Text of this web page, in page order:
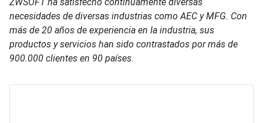
necesidades de diversas industrias como AEC y MFG. Con
más de 20 años de experiencia en la industria, sus
productos y servicios han sido contrastados por más de
900.000 clientes en 90 países.